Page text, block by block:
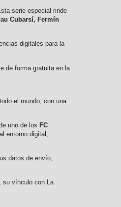
serie especial rinde
Cubarsí, Fermín
digitales para la
de forma gratuita en la
el mundo, con una
uno de los FC
entorno digital,
datos de envío,
su vínculo con La